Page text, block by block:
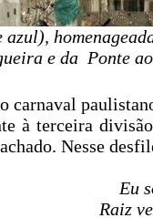
e da Ponte
à terceira
Nesse
Eu
Raiz